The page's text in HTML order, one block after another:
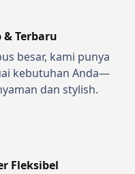
Terbaru
besar, kami punya
kebutuhan Anda—
dan stylish.
Fleksibel